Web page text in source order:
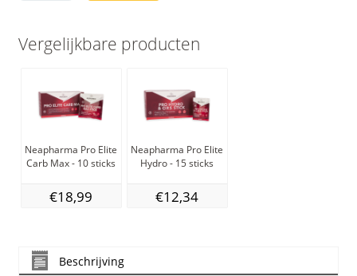
Vergelijkbare producten
Neapharma Pro Elite
Carb Max - 10 sticks
€18,99
Neapharma Pro Elite
Hydro - 15 sticks
€12,34
Beschrijving